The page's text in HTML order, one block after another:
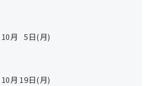
10月 5日(月)
10月 19日(月)